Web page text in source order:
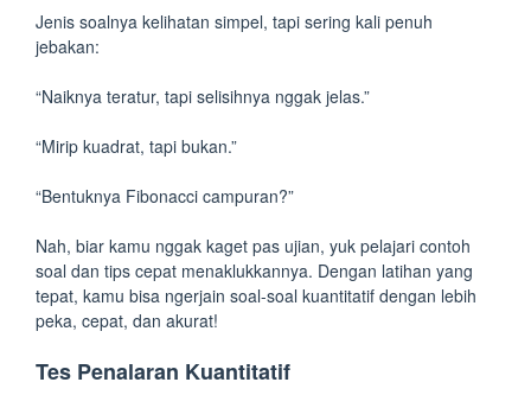
Jenis soalnya kelihatan simpel, tapi sering kali penuh
jebakan:
“Naiknya teratur, tapi selisihnya nggak jelas.”
“Mirip kuadrat, tapi bukan.”
“Bentuknya Fibonacci campuran?”
Nah, biar kamu nggak kaget pas ujian, yuk pelajari contoh
soal dan tips cepat menaklukkannya. Dengan latihan yang
tepat, kamu bisa ngerjain soal-soal kuantitatif dengan lebih
peka, cepat, dan akurat!
Tes Penalaran Kuantitatif